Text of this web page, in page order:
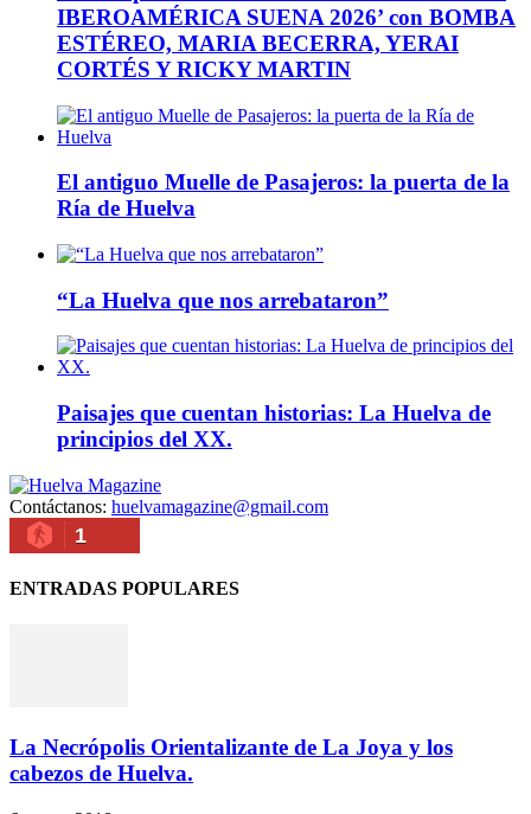
IBEROAMÉRICA SUENA 2026’ con BOMBA
ESTÉREO, MARIA BECERRA, YERAI
CORTÉS Y RICKY MARTIN
El antiguo Muelle de Pasajeros: la puerta de la
Ría de Huelva
“La Huelva que nos arrebataron”
Paisajes que cuentan historias: La Huelva de
principios del XX.
Contáctanos: huelvamagazine@gmail.com
1
ENTRADAS POPULARES
La Necrópolis Orientalizante de La Joya y los
cabezos de Huelva.